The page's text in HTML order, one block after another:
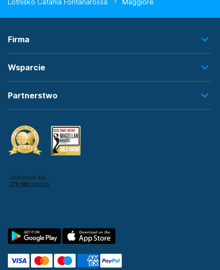
Lotnisko Catania Fontanarossa
Maggiore
Firma
Wsparcie
Partnerstwo